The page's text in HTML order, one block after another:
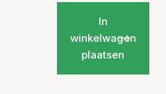
In
winkelwagen
plaatsen